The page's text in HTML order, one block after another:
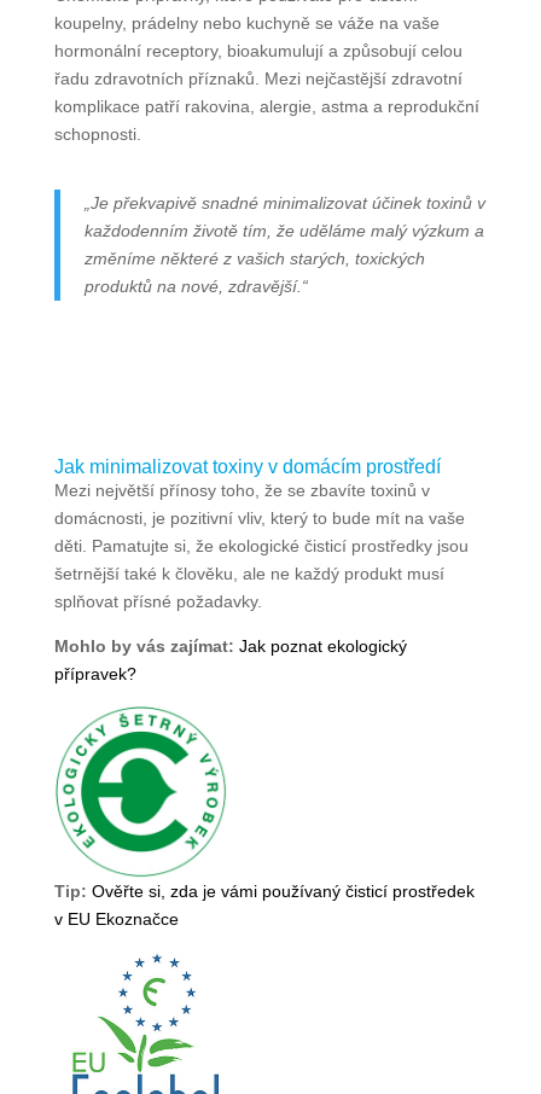
koupelny, prádelny nebo kuchyně se váže na vaše
hormonální receptory, bioakumulují a způsobují celou
řadu zdravotních příznaků. Mezi nejčastější zdravotní
komplikace patří rakovina, alergie, astma a reprodukční
schopnosti.
„Je překvapivě snadné minimalizovat účinek toxinů v
každodenním životě tím, že uděláme malý výzkum a
změníme některé z vašich starých, toxických
produktů na nové, zdravější.“
Jak minimalizovat toxiny v domácím prostředí
Mezi největší přínosy toho, že se zbavíte toxinů v
domácnosti, je pozitivní vliv, který to bude mít na vaše
děti. Pamatujte si, že ekologické čisticí prostředky jsou
šetrnější také k člověku, ale ne každý produkt musí
splňovat přísné požadavky.
Mohlo by vás zajímat: Jak poznat ekologický
přípravek?
Tip: Ověřte si, zda je vámi používaný čisticí prostředek
v EU Ekoznačce